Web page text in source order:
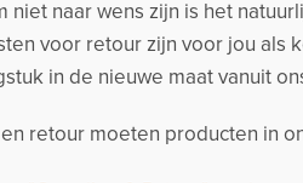
niet naar wens zijn is het
voor retour zijn voor jou als
in de nieuwe maat vanuit
retour moeten producten in